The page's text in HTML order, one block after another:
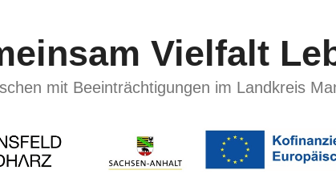
Vielfalt
mit Beeinträchtigungen im Landkreis